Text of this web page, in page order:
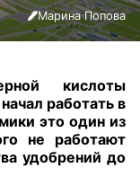
Марина Попова
кислоты
работать в
это один из
не работают
удобрений до